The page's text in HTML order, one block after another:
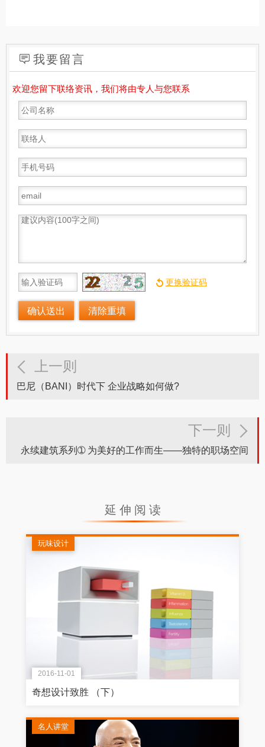
我要留言
欢迎您留下联络资讯，我们将由专人与您联系
上一则
巴尼（BANI）时代下 企业战略如何做?
下一则
永续建筑系列➀ 为美好的工作而生——独特的职场空间
延伸阅读
2016-11-01
玩味设计
奇想设计致胜 （下）
名人讲堂